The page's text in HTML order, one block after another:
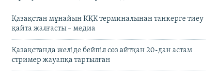
Қазақстан мұнайын КҚК терминалынан танкерге тиеу
қайта жалғасты – медиа
Қазақстанда желіде бейпіл сөз айтқан 20-дан астам
стример жауапқа тартылған